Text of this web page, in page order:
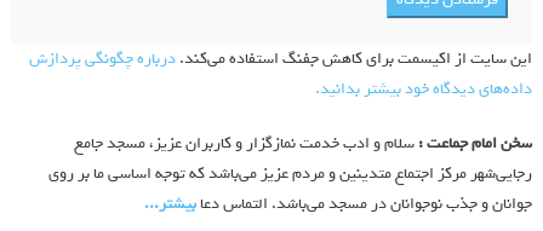
این سایت از اکیسمت برای کاهش جفنگ استفاده می‌کند.درباره چگونگی پردازش
داده‌های دیدگاه خود بیشتر بدانید.
سخن امام جماعت :سلام و ادب خدمت نمازگزار و کاربران عزیز، مسجد جامع
رجایی‌شهر مرکز اجتماع متدینین و مردم عزیز می‌باشد که توجه اساسی ما بر روی
جوانان و جذب نوجوانان در مسجد می‌باشد. التماس دعابیشتر‫...‬